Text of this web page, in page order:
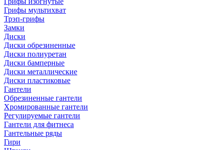
Грифы мультихват
Трэп-грифы
Замки
Диски
Диски обрезиненные
Диски полиуретан
Диски бамперные
Диски металлические
Диски пластиковые
Гантели
Обрезиненные гантели
Хромированные гантели
Регулируемые гантели
Гантели для фитнеса
Гантельные ряды
Гири